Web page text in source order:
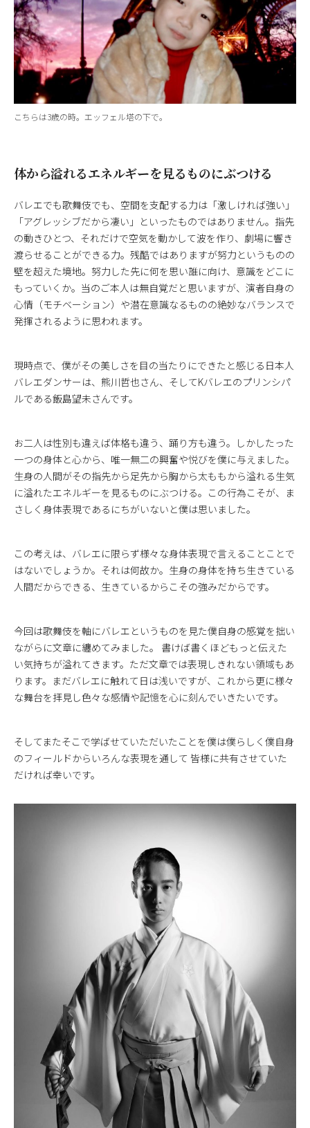
こちらは3歳の時。エッフェル塔の下で。
体から溢れるエネルギーを見るものにぶつける
バレエでも歌舞伎でも、空間を支配する力は「激しければ強い」
「アグレッシブだから凄い」といったものではありません。指先
の動きひとつ、それだけで空気を動かして波を作り、劇場に響き
渡らせることができる力。残酷ではありますが努力というものの
壁を超えた境地。努力した先に何を思い誰に向け、意識をどこに
もっていくか。当のご本人は無自覚だと思いますが、演者自身の
心情（モチベーション）や潜在意識なるものの絶妙なバランスで
発揮されるように思われます。
現時点で、僕がその美しさを目の当たりにできたと感じる日本人
バレエダンサーは、熊川哲也さん、そしてKバレエのプリンシパ
ルである飯島望未さんです。
お二人は性別も違えば体格も違う、踊り方も違う。しかしたった
一つの身体と心から、唯一無二の興奮や悦びを僕に与えました。
生身の人間がその指先から足先から胸から太ももから溢れる生気
に溢れたエネルギーを見るものにぶつける。この行為こそが、ま
さしく身体表現であるにちがいないと僕は思いました。
この考えは、バレエに限らず様々な身体表現で言えることことで
はないでしょうか。それは何故か。生身の身体を持ち生きている
人間だからできる、生きているからこその強みだからです。
今回は歌舞伎を軸にバレエというものを見た僕自身の感覚を拙い
ながらに文章に纏めてみました。 書けば書くほどもっと伝えた
い気持ちが溢れてきます。ただ文章では表現しきれない領域もあ
ります。まだバレエに触れて日は浅いですが、これから更に様々
な舞台を拝見し色々な感情や記憶を心に刻んでいきたいです。
そしてまたそこで学ばせていただいたことを僕は僕らしく僕自身
のフィールドからいろんな表現を通して 皆様に共有させていた
だければ幸いです。